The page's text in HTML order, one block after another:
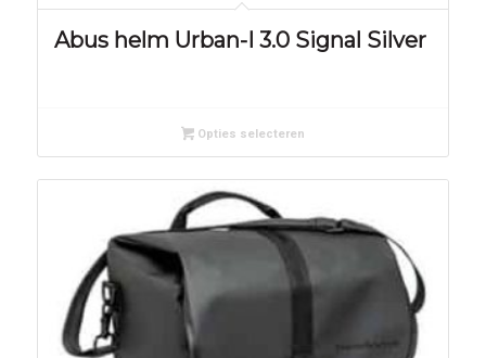
Abus helm Urban-I 3.0 Signal Silver
Opties selecteren